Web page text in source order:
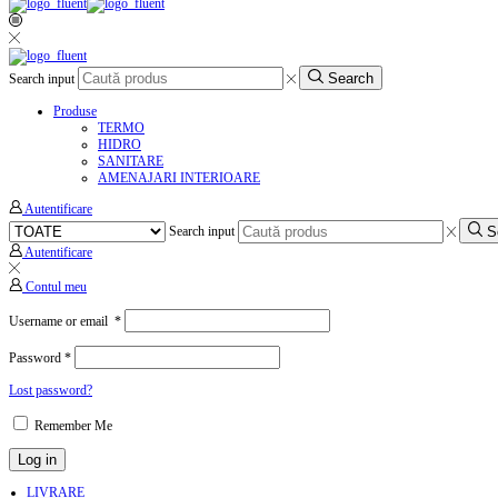
Search input Search
Produse
TERMO
HIDRO
SANITARE
AMENAJARI INTERIOARE
Autentificare
Search input
Autentificare
Contul meu
Username or email *
Password *
Lost password?
Remember Me
Log in
LIVRARE